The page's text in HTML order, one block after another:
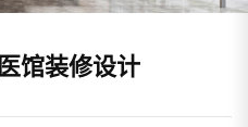
馆装修设计